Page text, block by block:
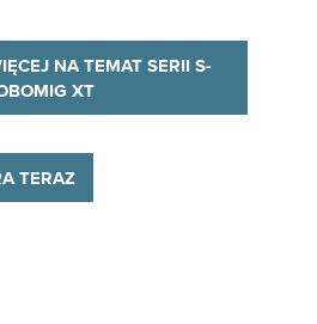
NA TEMAT SERII S-
XT
TERAZ